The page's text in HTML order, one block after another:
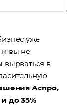
уже
и вы не
вырваться в
Аспро,
до 35%